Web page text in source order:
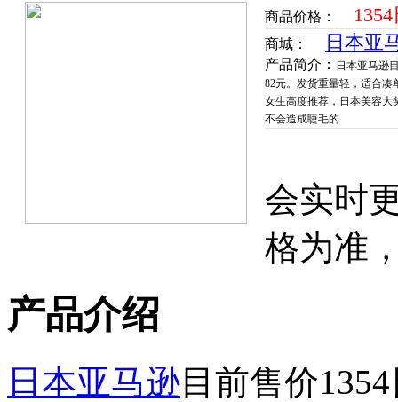
商品价格：
商城： 日本亚
产品简介：
日本亚马逊
82元。发货重量轻，适合
女生高度推荐，日本美容大
不会造成睫毛的
会实时
格为准
产品介绍
日本亚马逊目前售价